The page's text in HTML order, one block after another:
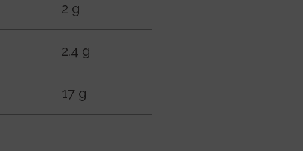
2 g
2.4 g
17 g